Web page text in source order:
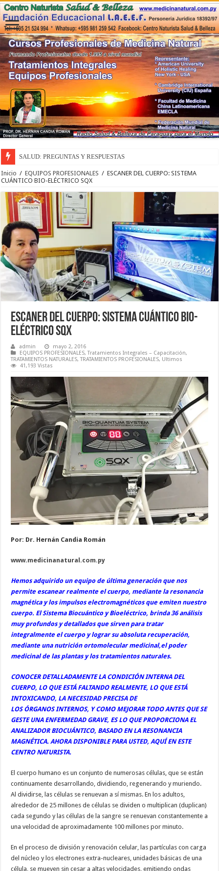
SALUD: PREGUNTAS Y RESPUESTAS
Inicio / EQUIPOS PROFESIONALES / ESCANER DEL CUERPO: SISTEMA
CUÁNTICO BIO-ELÉCTRICO SQX
ESCANER DEL CUERPO: SISTEMA CUÁNTICO BIO-
ELÉCTRICO SQX
admin
mayo 2, 2016
EQUIPOS PROFESIONALES,Tratamientos Integrales – Capacitación,
TRATAMIENTOS NATURALES,TRATAMIENTOS PROFESIONALES, Ultimos
41,193 Vistas
Por: Dr. Hernán Candia Román
www.medicinanatural.com.py
Hemos adquirido un equipo de última generación que nos
permite escanear realmente el cuerpo, mediante la resonancia
magnética y los impulsos electromagnéticos que emiten nuestro
cuerpo. El Sistema Biocuántico y Bioeléctrico, brinda 36 análisis
muy profundos y detallados que sirven para tratar
integralmente el cuerpo y lograr su absoluta recuperación,
mediante una nutrición ortomolecular medicinal,el poder
medicinal de las plantas y los tratamientos naturales.
CONOCER DETALLADAMENTE LA CONDICIÓN INTERNA DEL
CUERPO, LO QUE ESTÁ FALTANDO REALMENTE, LO QUE ESTÁ
INTOXICANDO, LA NECESIDAD PRECISA DE
LOS ÓRGANOS INTERNOS, Y COMO MEJORAR TODO ANTES QUE SE
GESTE UNA ENFERMEDAD GRAVE, ES LO QUE PROPORCIONA EL
ANALIZADOR BIOCUÁNTICO, BASADO EN LA RESONANCIA
MAGNÉTICA. AHORA DISPONIBLE PARA USTED, AQUÍ EN ESTE
CENTRO NATURISTA.
El cuerpo humano es un conjunto de numerosas células, que se están
continuamente desarrollando, dividiendo, regenerando y muriendo.
Al dividirse, las células se renuevan a sí mismas. En los adultos,
alrededor de 25 millones de células se dividen o multiplican (duplican)
cada segundo y las células de la sangre se renuevan constantemente a
una velocidad de aproximadamente 100 millones por minuto.
En el proceso de división y renovación celular, las partículas con carga
del núcleo y los electrones extra-nucleares, unidades básicas de una
célula, se mueven sin cesar a altas velocidades, emitiendo ondas